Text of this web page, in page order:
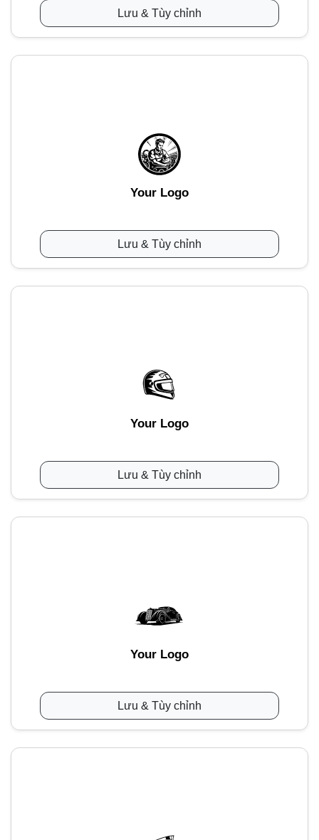
Lưu & Tùy chỉnh
Your Logo
Lưu & Tùy chỉnh
Your Logo
Lưu & Tùy chỉnh
Your Logo
Lưu & Tùy chỉnh